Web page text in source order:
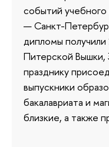
событий
— Санкт-
дипломы получили
Питерской Вышки,
празднику
выпускники
бакалавриата и
близкие, а также